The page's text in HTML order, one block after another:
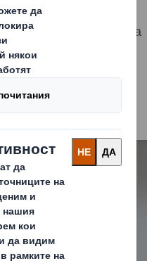
опаковки от велпапе
на
на критериите
през цялата верига